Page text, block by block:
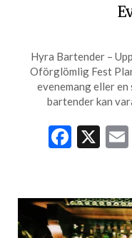
Hyra Bartender –
Oförglömlig Fest
evenemang eller
bartender kan
X